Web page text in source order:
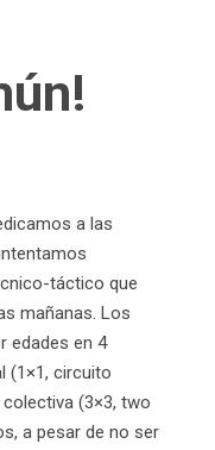
a las
táctico que
mañanas. Los
edades en 4
(1×1, circuito
(3×3, two
a pesar de no ser